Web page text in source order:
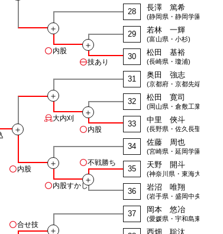
28 長澤 篤希
(静岡県・静岡学園)
29 若林 一輝
(富山県・小杉)
30 松田 基裕
(長崎県・瓊浦)
31 奥田 強志
(京都府・京都先端大附属)
32 松田 寛司
(岡山県・倉敷工業)
33 中里 俠斗
(長野県・佐久長聖)
34 佐藤 周也
(宮崎県・延岡学園)
35 天野 開斗
(神奈川県・東海大相模)
36 岩沼 唯翔
(岩手県・盛岡中央)
37 岡本 悠冶
(愛媛県・宇和島東津島)
西畑 聡汰
技あり
＋
内股
＋
不戦勝ち
＋
内股
＋
大内刈
＋
内股すかし
＋
＋
内股
＋
合せ技